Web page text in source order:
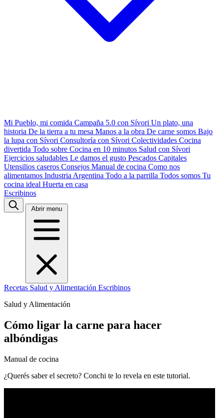
Mi Pueblo, mi comida Campaña 5.0 con Sívori Un plato, una
historia De la tierra a tu mesa Manos a la obra De carne somos Bajo
la lupa con Sívori Consultoría con Sívori Colectividades Cocina
divertida Todo sobre Cocina en 10 minutos Salud con Sívori
Ejercicios saludables Le damos el gusto Pescados Capitales
Utensilios caseros Consejos Manual de cocina Como nos
alimentamos Industria Argentina Todo a la parrilla Todos somos Tu
cocina ideal Huerta en casa
Escribinos
Abrir menu
Recetas Salud y Alimentación Escribinos
Salud y Alimentación
Cómo ligar la carne para hacer
albóndigas
Manual de cocina
¿Querés saber el secreto? Conchi te lo revela en este tutorial.